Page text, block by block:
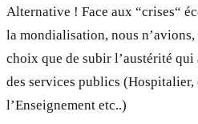
Alternative ! Face aux “crises“
la mondialisation, nous n’avions,
choix que de subir l’austérité
des services publics (Hospitalier,
l’Enseignement etc..)